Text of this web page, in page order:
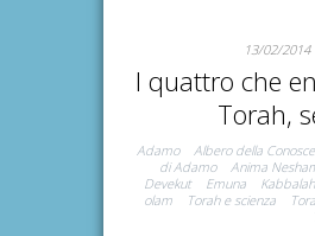
13/02/2014
I quattro che
Torah,
Adamo Albero della
di Adamo
Anima
Devekut
Emuna Kabbalah
olam
Torah e scienza